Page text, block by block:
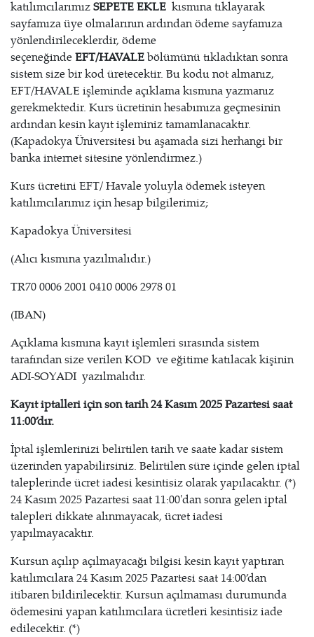
katılımcılarımızSEPETE EKLE kısmına tıklayarak
sayfamıza üye olmalarının ardından ödeme sayfamıza
yönlendirileceklerdir, ödeme
seçeneğinde EFT/HAVALEbölümünü tıkladıktan sonra
sistem size bir kod üretecektir. Bu kodu not almanız,
EFT/HAVALE işleminde açıklama kısmına yazmanız
gerekmektedir. Kurs ücretinin hesabımıza geçmesinin
ardından kesin kayıt işleminiz tamamlanacaktır.
(Kapadokya Üniversitesi bu aşamada sizi herhangi bir
banka internet sitesine yönlendirmez.)
Kurs ücretini EFT/ Havale yoluyla ödemek isteyen
katılımcılarımız için hesap bilgilerimiz;
Kapadokya Üniversitesi
(Alıcı kısmına yazılmalıdır.)
TR70 0006 2001 0410 0006 2978 01
(IBAN)
Açıklama kısmına kayıt işlemleri sırasında sistem
tarafından size verilen KOD ve eğitime katılacak kişinin
ADI-SOYADI yazılmalıdır.
Kayıt iptalleri için son tarih 24 Kasım 2025 Pazartesi saat
11:00’dır.
İptal işlemlerinizi belirtilen tarih ve saate kadar sistem
üzerinden yapabilirsiniz. Belirtilen süre içinde gelen iptal
taleplerinde ücret iadesi kesintisiz olarak yapılacaktır. (*)
24 Kasım 2025 Pazartesi saat 11:00'dan sonra gelen iptal
talepleri dikkate alınmayacak, ücret iadesi
yapılmayacaktır.
Kursun açılıp açılmayacağı bilgisi kesin kayıt yaptıran
katılımcılara 24 Kasım 2025 Pazartesi saat 14:00’dan
itibaren bildirilecektir. Kursun açılmaması durumunda
ödemesini yapan katılımcılara ücretleri kesintisiz iade
edilecektir. (*)